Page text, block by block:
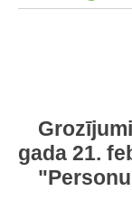
gada 21.